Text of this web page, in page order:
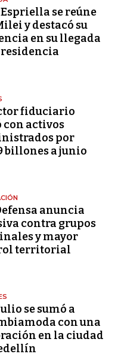
Espriella se reúne
y destacó su
en su llegada
fiduciario
con activos
por
billones a junio
anuncia
contra grupos
y mayor
territorial
se sumó a
con una
en la ciudad